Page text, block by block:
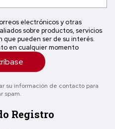
electrónicos y otras
sobre productos, servicios
que pueden ser de su interés.
en cualquier momento
su información de contacto para
spam.
Registro